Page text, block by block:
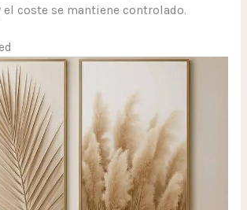
coste se mantiene controlado.